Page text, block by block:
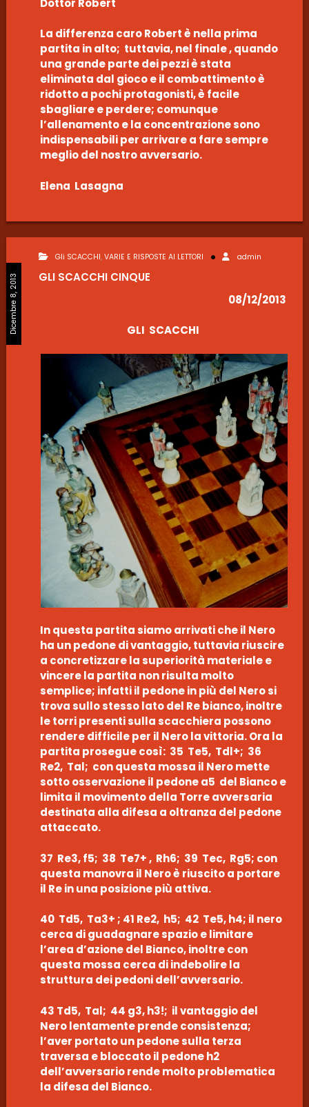
Dottor Robert
La differenza caro Robert è nella prima
partita in alto; tuttavia, nel finale , quando
una grande parte dei pezzi è stata
eliminata dal gioco e il combattimento è
ridotto a pochi protagonisti, è facile
sbagliare e perdere; comunque
l’allenamento e la concentrazione sono
indispensabili per arrivare a fare sempre
meglio del nostro avversario.
Elena Lasagna
Dicembre 8, 2013
Gli SCACCHI, VARIE E RISPOSTE AI LETTORI admin
GLI SCACCHI CINQUE
08/12/2013
GLI SCACCHI
In questa partita siamo arrivati che il Nero
ha un pedone di vantaggio, tuttavia riuscire
a concretizzare la superiorità materiale e
vincere la partita non risulta molto
semplice; infatti il pedone in più del Nero si
trova sullo stesso lato del Re bianco, inoltre
le torri presenti sulla scacchiera possono
rendere difficile per il Nero la vittoria. Ora la
partita prosegue così: 35 Te5, Tdl+; 36
Re2, Tal; con questa mossa il Nero mette
sotto osservazione il pedone a5 del Bianco e
limita il movimento della Torre avversaria
destinata alla difesa a oltranza del pedone
attaccato.
37 Re3, f5; 38 Te7+ , Rh6; 39 Tec, Rg5; con
questa manovra il Nero è riuscito a portare
il Re in una posizione più attiva.
40 Td5, Ta3+ ; 41 Re2, h5; 42 Te5, h4; il nero
cerca di guadagnare spazio e limitare
l’area d’azione del Bianco, inoltre con
questa mossa cerca di indebolire la
struttura dei pedoni dell’avversario.
43 Td5, Tal; 44 g3, h3!; il vantaggio del
Nero lentamente prende consistenza;
l’aver portato un pedone sulla terza
traversa e bloccato il pedone h2
dell’avversario rende molto problematica
la difesa del Bianco.